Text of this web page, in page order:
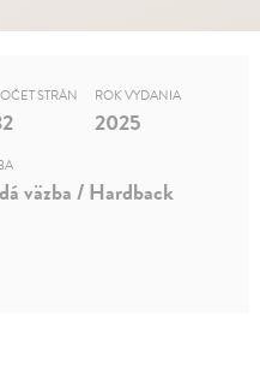
STRÁN ROK VYDANIA
2025
väzba / Hardback